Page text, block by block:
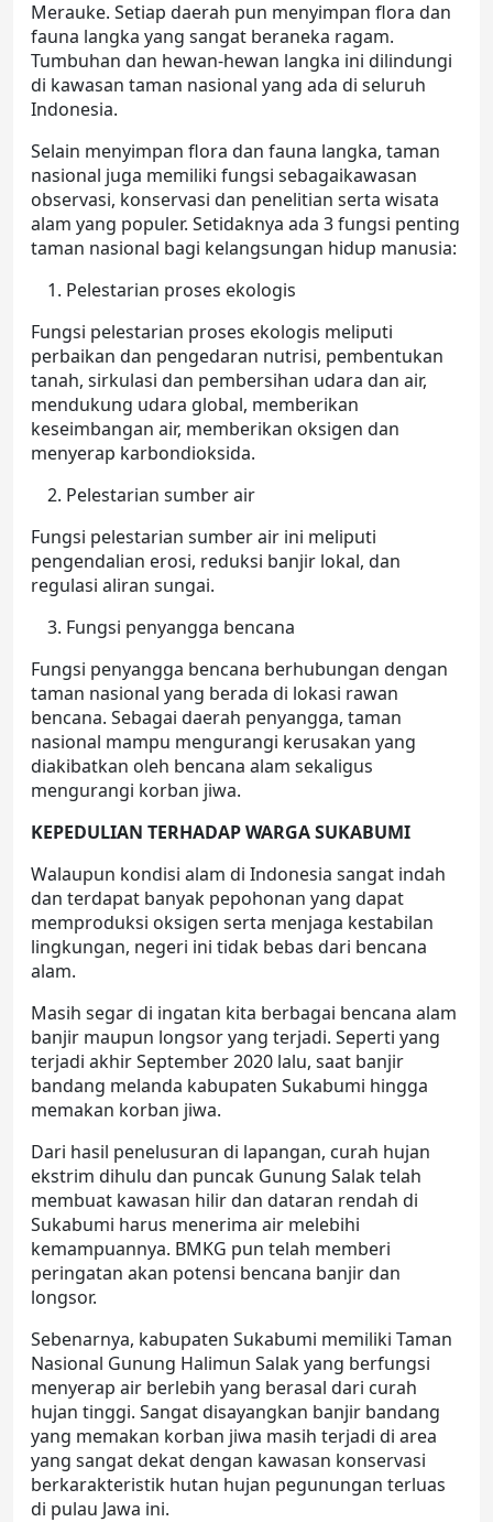
Merauke. Setiap daerah pun menyimpan flora dan
fauna langka yang sangat beraneka ragam.
Tumbuhan dan hewan-hewan langka ini dilindungi
di kawasan taman nasional yang ada di seluruh
Indonesia.
Selain menyimpan flora dan fauna langka, taman
nasional juga memiliki fungsi sebagaikawasan
observasi, konservasi dan penelitian serta wisata
alam yang populer. Setidaknya ada 3 fungsi penting
taman nasional bagi kelangsungan hidup manusia:
Pelestarian proses ekologis
Fungsi pelestarian proses ekologis meliputi
perbaikan dan pengedaran nutrisi, pembentukan
tanah, sirkulasi dan pembersihan udara dan air,
mendukung udara global, memberikan
keseimbangan air, memberikan oksigen dan
menyerap karbondioksida.
Pelestarian sumber air
Fungsi pelestarian sumber air ini meliputi
pengendalian erosi, reduksi banjir lokal, dan
regulasi aliran sungai.
Fungsi penyangga bencana
Fungsi penyangga bencana berhubungan dengan
taman nasional yang berada di lokasi rawan
bencana. Sebagai daerah penyangga, taman
nasional mampu mengurangi kerusakan yang
diakibatkan oleh bencana alam sekaligus
mengurangi korban jiwa.
KEPEDULIAN TERHADAP WARGA SUKABUMI
Walaupun kondisi alam di Indonesia sangat indah
dan terdapat banyak pepohonan yang dapat
memproduksi oksigen serta menjaga kestabilan
lingkungan, negeri ini tidak bebas dari bencana
alam.
Masih segar di ingatan kita berbagai bencana alam
banjir maupun longsor yang terjadi. Seperti yang
terjadi akhir September 2020 lalu, saat banjir
bandang melanda kabupaten Sukabumi hingga
memakan korban jiwa.
Dari hasil penelusuran di lapangan, curah hujan
ekstrim dihulu dan puncak Gunung Salak telah
membuat kawasan hilir dan dataran rendah di
Sukabumi harus menerima air melebihi
kemampuannya. BMKG pun telah memberi
peringatan akan potensi bencana banjir dan
longsor.
Sebenarnya, kabupaten Sukabumi memiliki Taman
Nasional Gunung Halimun Salak yang berfungsi
menyerap air berlebih yang berasal dari curah
hujan tinggi. Sangat disayangkan banjir bandang
yang memakan korban jiwa masih terjadi di area
yang sangat dekat dengan kawasan konservasi
berkarakteristik hutan hujan pegunungan terluas
di pulau Jawa ini.